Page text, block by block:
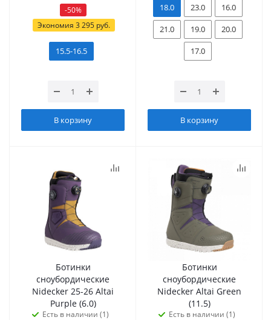
-50%
Экономия 3 295 руб.
15.5-16.5
В корзину
18.0 23.0
16.0
21.0
19.0
20.0
17.0
В корзину
Ботинки
сноубордические
Nidecker 25-26 Altai
Purple (6.0)
Есть в наличии (1)
Ботинки
сноубордические
Nidecker Altai Green
(11.5)
Есть в наличии (1)